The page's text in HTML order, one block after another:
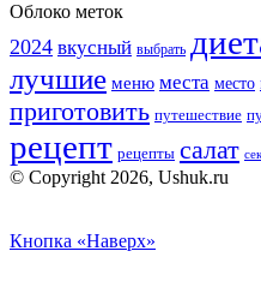
Облоко меток
2024 вкусный выбрать
лучшие меню места место
приготовить путешествие
рецепт рецепты салат
© Copyright 2026, Ushuk.ru
Кнопка «Наверх»